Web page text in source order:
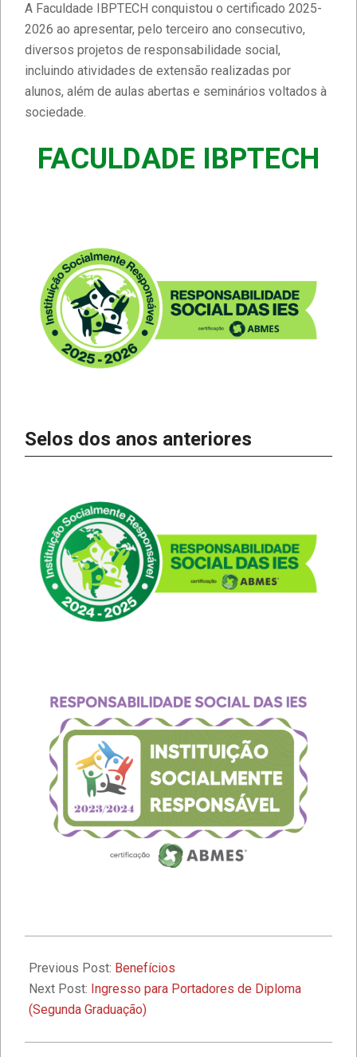
A Faculdade IBPTECH conquistou o certificado 2025-
2026 ao apresentar, pelo terceiro ano consecutivo,
diversos projetos de responsabilidade social,
incluindo atividades de extensão realizadas por
alunos, além de aulas abertas e seminários voltados à
sociedade.
FACULDADE IBPTECH
Selos dos anos anteriores
07-
24
Previous Post: Benefícios
Next Post: Ingresso para Portadores de Diploma
(Segunda Graduação)
Estudantes da Faculdade IBPTECH
desenvolvem site dedicado à
Educação Digital
Faculdade IBPTECH: Transformando
Futuros através da Educação de
Excelência
Faculdade IBPTECH e SBSeg 2023
A Faculdade Ibptech: o Ponto de
Tecnológico